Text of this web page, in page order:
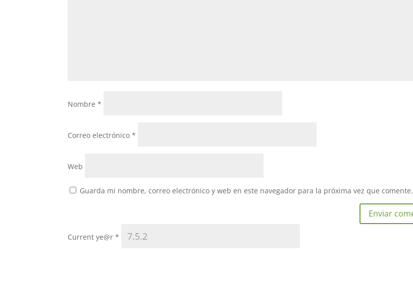
Nombre*
Correo electrónico*
Web
Guarda mi nombre, correo electrónico y web en este navegador para la próxima vez que comente.
Current ye@r*